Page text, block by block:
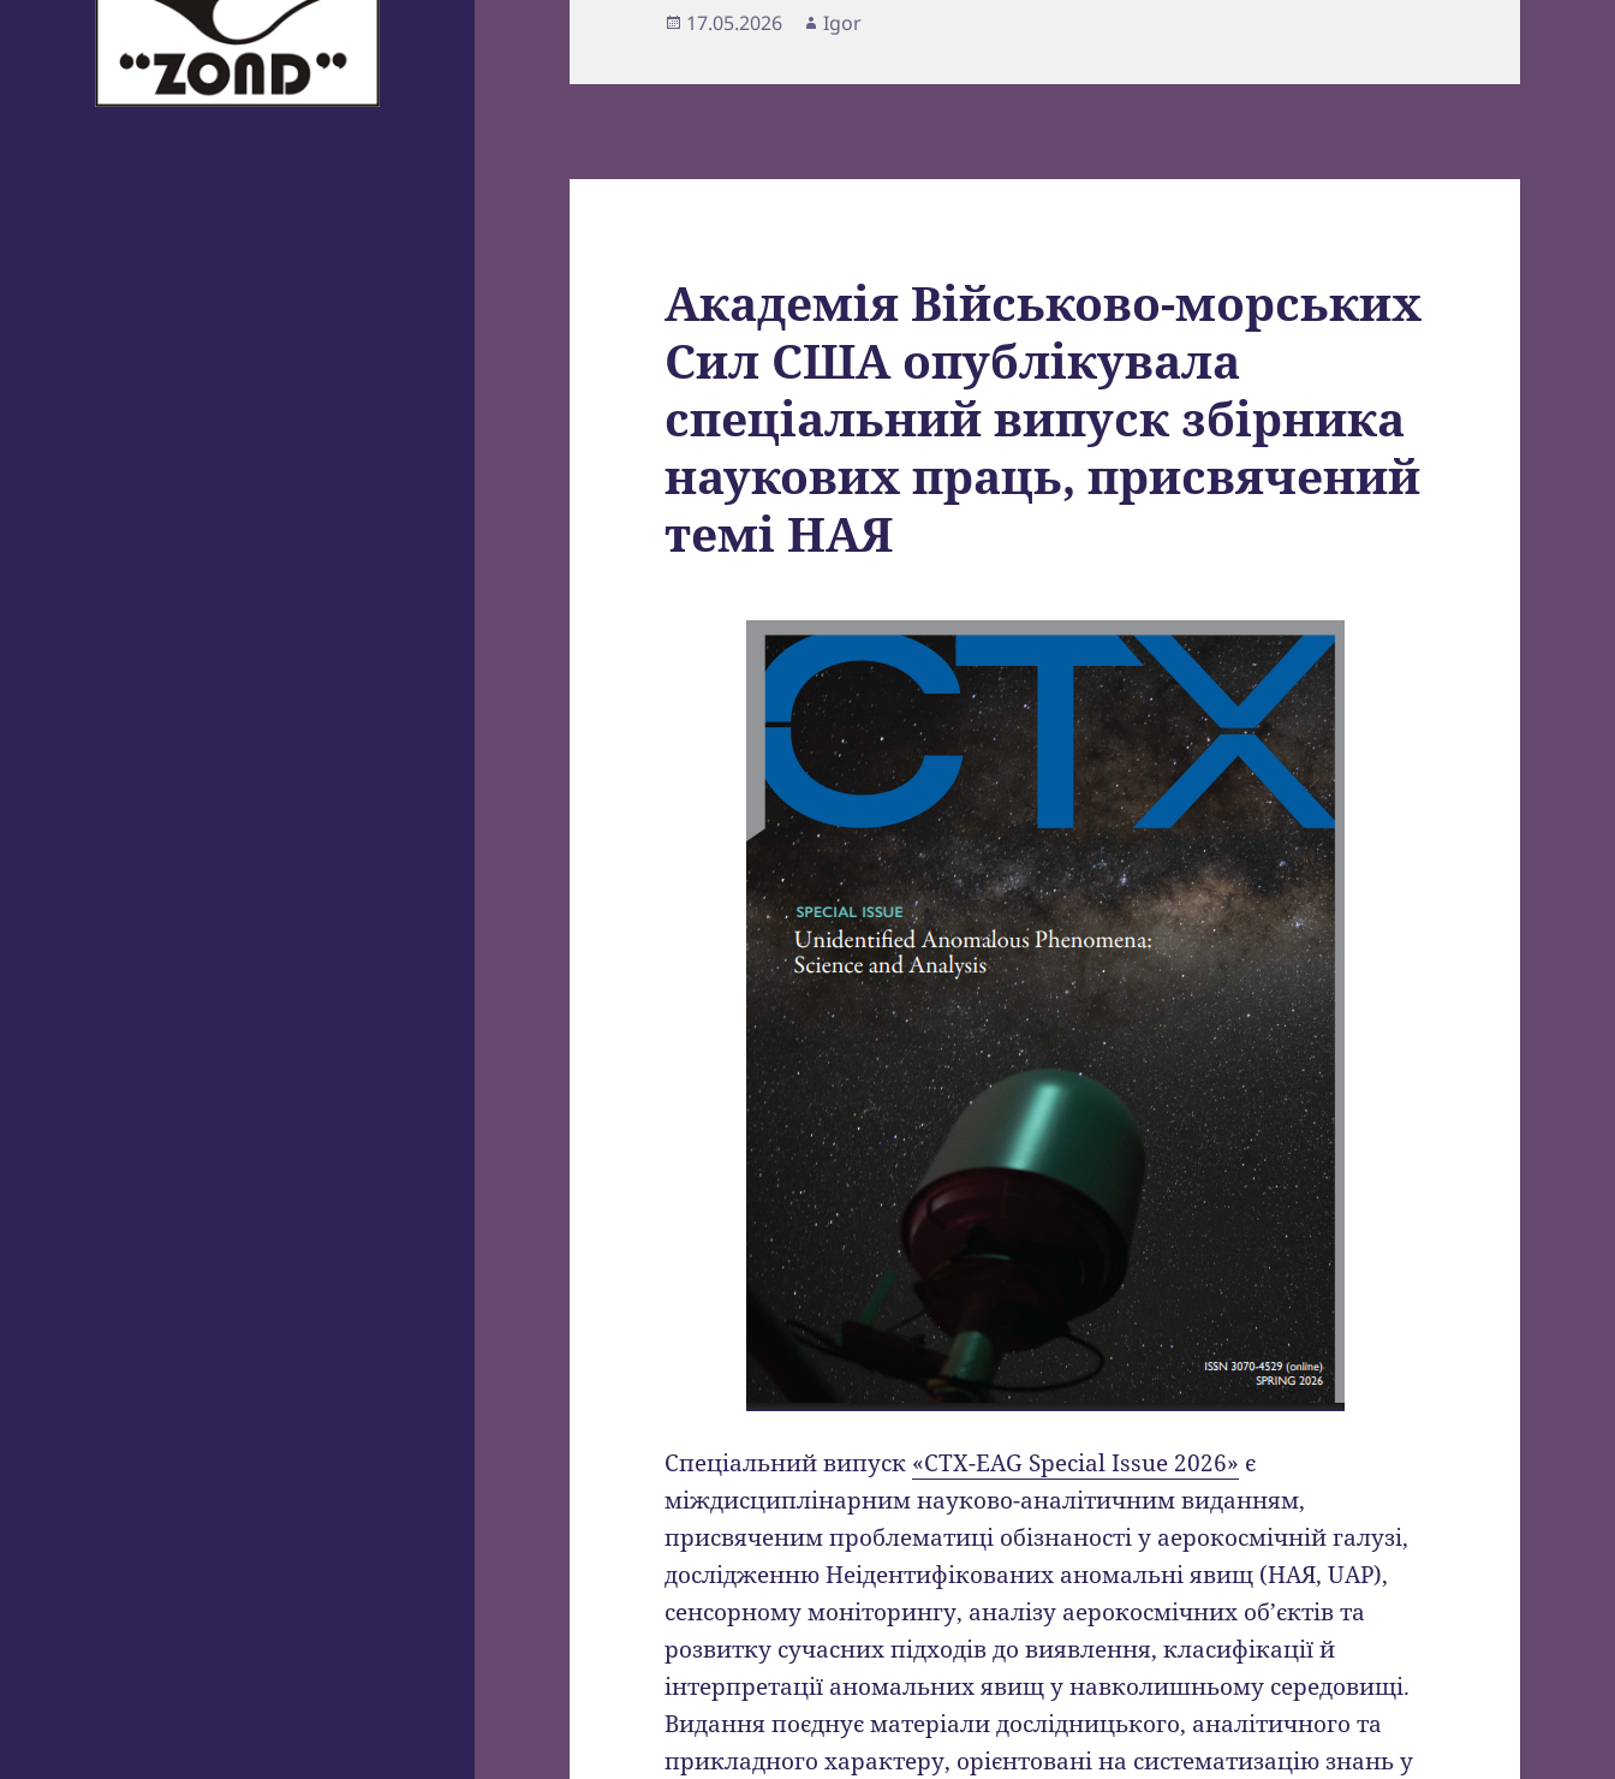
Опубліковано
17.05.2026 Автор
Igor
Академія Військово-морських
Сил США опублікувала
спеціальний випуск збірника
наукових праць, присвячений
темі НАЯ
Спеціальний випуск «CTX-EAG Special Issue 2026» є
міждисциплінарним науково-аналітичним виданням,
присвяченим проблематиці обізнаності у аерокосмічній галузі,
дослідженню Неідентифікованих аномальні явищ (НАЯ, UAP),
сенсорному моніторингу, аналізу аерокосмічних об’єктів та
розвитку сучасних підходів до виявлення, класифікації й
інтерпретації аномальних явищ у навколишньому середовищі.
Видання поєднує матеріали дослідницького, аналітичного та
прикладного характеру, орієнтовані на систематизацію знань у